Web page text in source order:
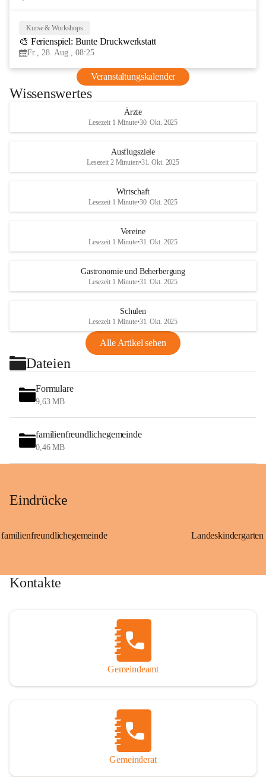
Kurse & Workshops
🎨 Ferienspiel: Bunte Druckwerkstatt
Fr., 28. Aug., 08:25
Veranstaltungskalender
Wissenswertes
Ärzte
Lesezeit 1 Minute•30. Okt. 2025
Ausflugsziele
Lesezeit 2 Minuten•31. Okt. 2025
Wirtschaft
Lesezeit 1 Minute•30. Okt. 2025
Vereine
Lesezeit 1 Minute•31. Okt. 2025
Gastronomie und Beherbergung
Lesezeit 1 Minute•31. Okt. 2025
Schulen
Lesezeit 1 Minute•31. Okt. 2025
Alle Artikel sehen
Dateien
Formulare
9,63 MB
familienfreundlichegemeinde
0,46 MB
Eindrücke
familienfreundlichegemeinde
Kontakte
Gemeindeamt
Gemeinderat